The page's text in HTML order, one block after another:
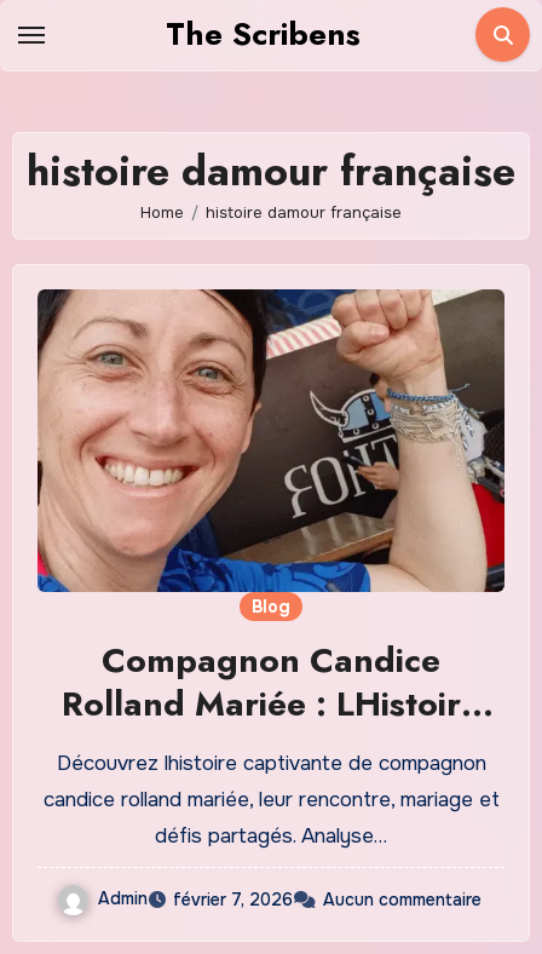
The Scribens
histoire damour française
Home histoire damour française
Blog
Compagnon Candice
Rolland Mariée : LHistoire
Complète de leur Union et
de leur Vie Conjugale
Découvrez lhistoire captivante de compagnon
candice rolland mariée, leur rencontre, mariage et
défis partagés. Analyse…
Admin février 7, 2026 Aucun commentaire